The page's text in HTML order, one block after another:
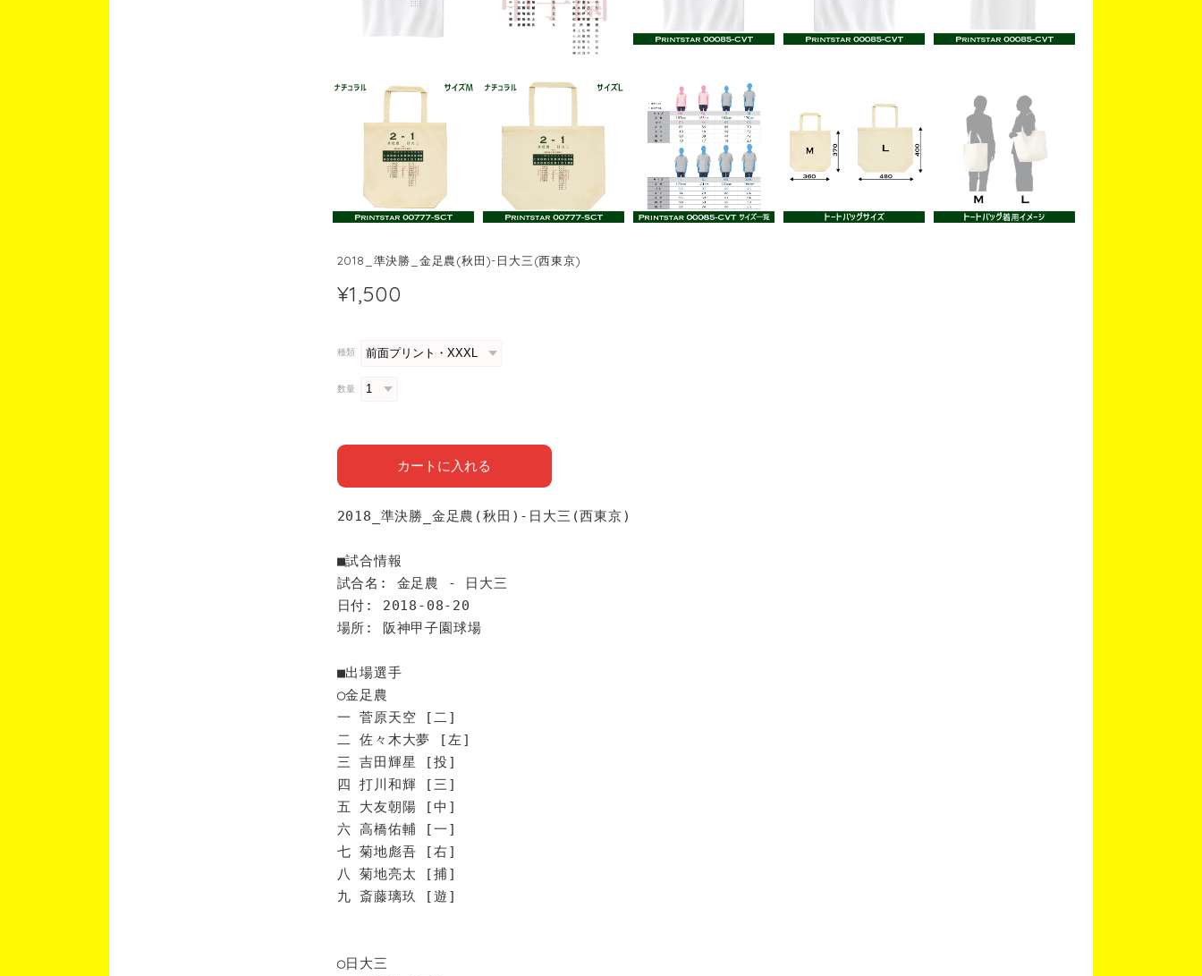
2018_準決勝_金足農(秋田)-日大三(西東京)
¥1,500
種類
数量
カートに入れる
2018_準決勝_金足農(秋田)-日大三(西東京)
■試合情報
試合名: 金足農 - 日大三
日付: 2018-08-20
場所: 阪神甲子園球場
■出場選手
◯金足農
一 菅原天空 [二]
二 佐々木大夢 [左]
三 吉田輝星 [投]
四 打川和輝 [三]
五 大友朝陽 [中]
六 高橋佑輔 [一]
七 菊地彪吾 [右]
八 菊地亮太 [捕]
九 斎藤璃玖 [遊]
◯日大三